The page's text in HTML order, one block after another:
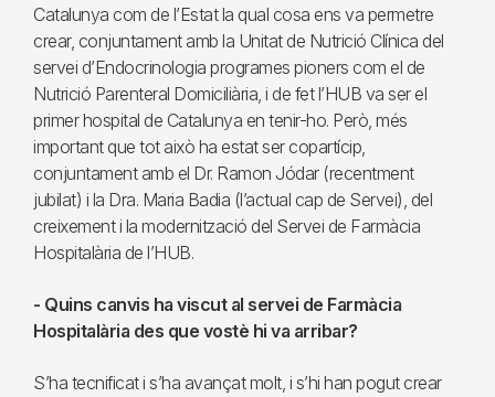
Catalunya com de l’Estat la qual cosa ens va permetre
crear, conjuntament amb la Unitat de Nutrició Clínica del
servei d’Endocrinologia programes pioners com el de
Nutrició Parenteral Domiciliària, i de fet l’HUB va ser el
primer hospital de Catalunya en tenir-ho. Però, més
important que tot això ha estat ser copartícip,
conjuntament amb el Dr. Ramon Jódar (recentment
jubilat) i la Dra. Maria Badia (l’actual cap de Servei), del
creixement i la modernització del Servei de Farmàcia
Hospitalària de l’HUB.
- Quins canvis ha viscut al servei de Farmàcia
Hospitalària des que vostè hi va arribar?
S’ha tecnificat i s’ha avançat molt, i s’hi han pogut crear